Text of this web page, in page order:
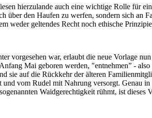
hierzulande auch eine wichtige Rolle für
den Haufen zu werfen, sondern sich an
geltendes Recht noch ethische
vorgesehen war, erlaubt die neue Vorlage
Mai geboren werden, "entnehmen” -
sie auf die Rückkehr der älteren
vom Rudel mit Nahrung versorgt. Genau
Waidgerechtigkeit rühmt, ist dieses